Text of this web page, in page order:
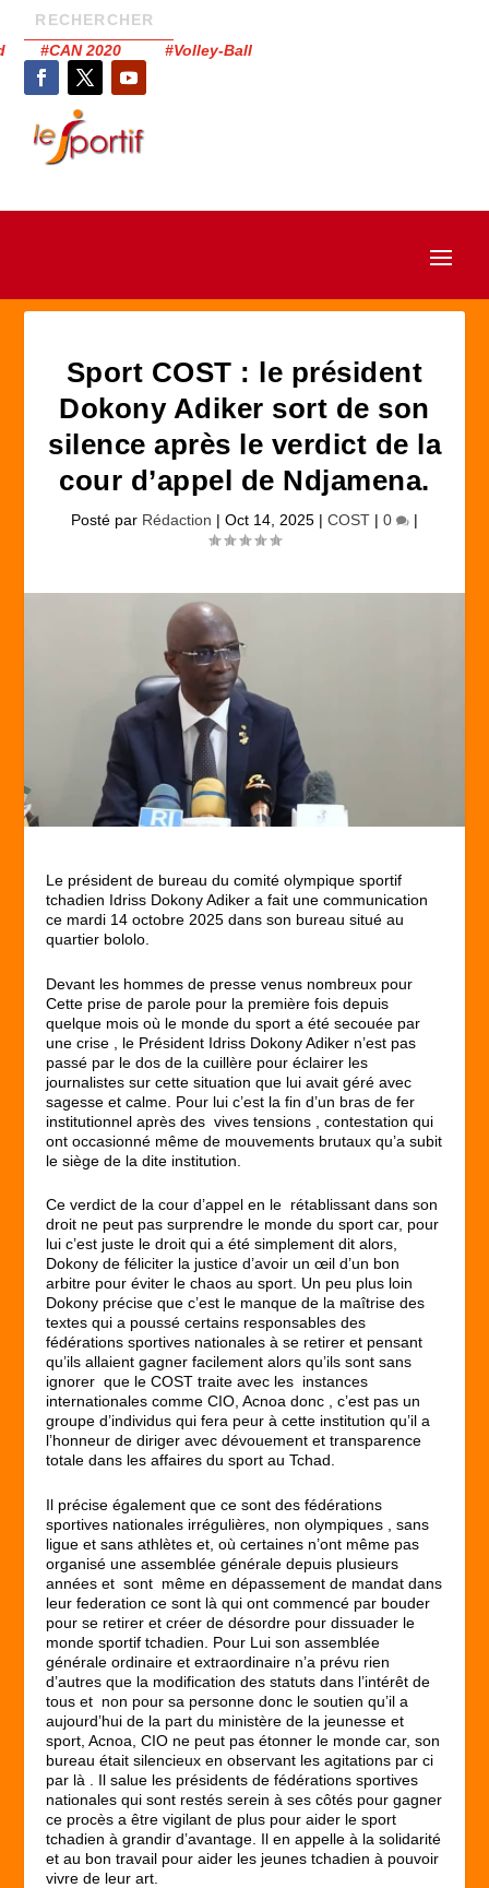
#CAN 2020 #Volley-Ball
Sport COST : le président
Dokony Adiker sort de son
silence après le verdict de la
cour d’appel de Ndjamena.
Posté par Rédaction | Oct 14, 2025 | COST | 0 |
Le président de bureau du comité olympique sportif
tchadien Idriss Dokony Adiker a fait une communication
ce mardi 14 octobre 2025 dans son bureau situé au
quartier bololo.
Devant les hommes de presse venus nombreux pour
Cette prise de parole pour la première fois depuis
quelque mois où le monde du sport a été secouée par
une crise , le Président Idriss Dokony Adiker n’est pas
passé par le dos de la cuillère pour éclairer les
journalistes sur cette situation que lui avait géré avec
sagesse et calme. Pour lui c’est la fin d’un bras de fer
institutionnel après des vives tensions , contestation qui
ont occasionné même de mouvements brutaux qu’a subit
le siège de la dite institution.
Ce verdict de la cour d’appel en le rétablissant dans son
droit ne peut pas surprendre le monde du sport car, pour
lui c’est juste le droit qui a été simplement dit alors,
Dokony de féliciter la justice d’avoir un œil d’un bon
arbitre pour éviter le chaos au sport. Un peu plus loin
Dokony précise que c’est le manque de la maîtrise des
textes qui a poussé certains responsables des
fédérations sportives nationales à se retirer et pensant
qu’ils allaient gagner facilement alors qu’ils sont sans
ignorer que le COST traite avec les instances
internationales comme CIO, Acnoa donc , c’est pas un
groupe d’individus qui fera peur à cette institution qu’il a
l’honneur de diriger avec dévouement et transparence
totale dans les affaires du sport au Tchad.
Il précise également que ce sont des fédérations
sportives nationales irrégulières, non olympiques , sans
ligue et sans athlètes et, où certaines n’ont même pas
organisé une assemblée générale depuis plusieurs
années et sont même en dépassement de mandat dans
leur federation ce sont là qui ont commencé par bouder
pour se retirer et créer de désordre pour dissuader le
monde sportif tchadien. Pour Lui son assemblée
générale ordinaire et extraordinaire n’a prévu rien
d’autres que la modification des statuts dans l’intérêt de
tous et non pour sa personne donc le soutien qu’il a
aujourd’hui de la part du ministère de la jeunesse et
sport, Acnoa, CIO ne peut pas étonner le monde car, son
bureau était silencieux en observant les agitations par ci
par là . Il salue les présidents de fédérations sportives
nationales qui sont restés serein à ses côtés pour gagner
ce procès a être vigilant de plus pour aider le sport
tchadien à grandir d’avantage. Il en appelle à la solidarité
et au bon travail pour aider les jeunes tchadien à pouvoir
vivre de leur art.